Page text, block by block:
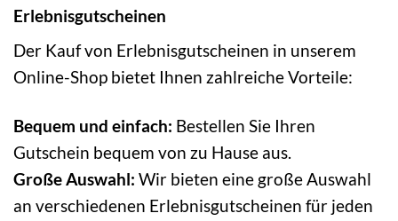
Erlebnisgutscheinen
Der Kauf von Erlebnisgutscheinen in unserem
Online-Shop bietet Ihnen zahlreiche Vorteile:
Bequem und einfach: Bestellen Sie Ihren
Gutschein bequem von zu Hause aus.
Große Auswahl: Wir bieten eine große Auswahl
an verschiedenen Erlebnisgutscheinen für jeden